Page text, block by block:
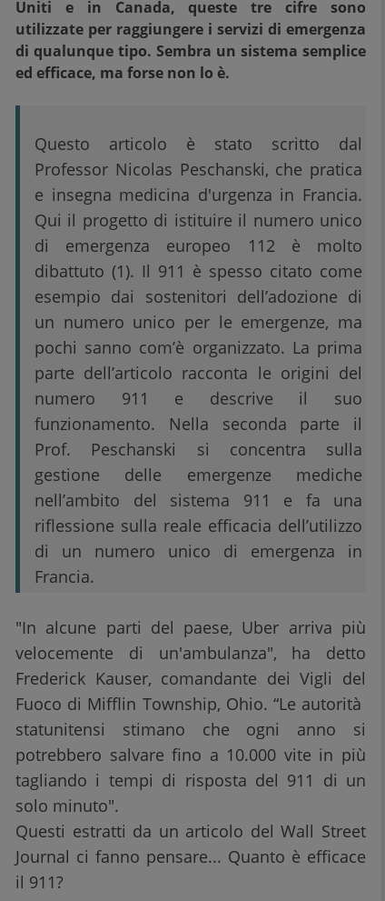
Uniti e in Canada, queste tre cifre sono
utilizzate per raggiungere i servizi di emergenza
di qualunque tipo. Sembra un sistema semplice
ed efficace, ma forse non lo è.
Questo articolo è stato scritto dal
Professor Nicolas Peschanski, che pratica
e insegna medicina d'urgenza in Francia.
Qui il progetto di istituire il numero unico
di emergenza europeo 112 è molto
dibattuto (1). Il 911 è spesso citato come
esempio dai sostenitori dell’adozione di
un numero unico per le emergenze, ma
pochi sanno com’è organizzato. La prima
parte dell’articolo racconta le origini del
numero 911 e descrive il suo
funzionamento. Nella seconda parte il
Prof. Peschanski si concentra sulla
gestione delle emergenze mediche
nell’ambito del sistema 911 e fa una
riflessione sulla reale efficacia dell’utilizzo
di un numero unico di emergenza in
Francia.
"In alcune parti del paese, Uber arriva più
velocemente di un'ambulanza", ha detto
Frederick Kauser, comandante dei Vigli del
Fuoco di Mifflin Township, Ohio. “Le autorità
statunitensi stimano che ogni anno si
potrebbero salvare fino a 10.000 vite in più
tagliando i tempi di risposta del 911 di un
solo minuto".
Questi estratti da un articolo del Wall Street
Journal ci fanno pensare... Quanto è efficace
il 911?